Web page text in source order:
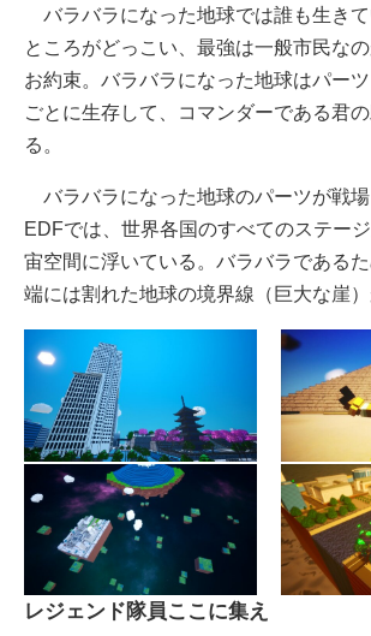
バラバラになった地球では誰も生き
ところがどっこい、最強は一般市民な
お約束。バラバラになった地球はパー
ごとに生存して、コマンダーである君
る。
バラバラになった地球のパーツが戦場
EDFでは、世界各国のすべてのステー
宙空間に浮いている。バラバラである
端には割れた地球の境界線（巨大な崖）
レジェンド隊員ここに集え